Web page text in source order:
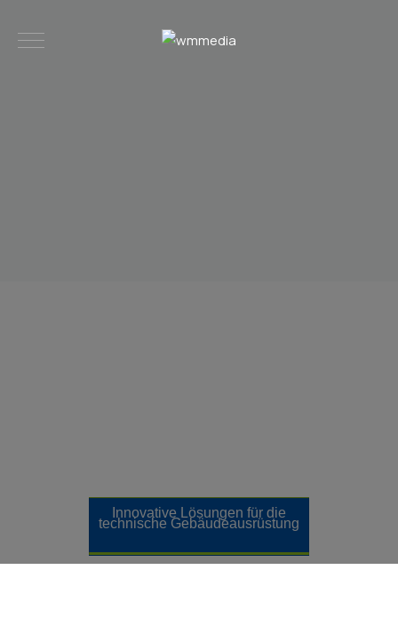
Innovative Lösungen für die
technische Gebäudeausrüstung